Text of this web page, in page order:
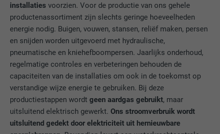
installaties voorzien. Voor de productie van ons gehele
productenassortiment zijn slechts geringe hoeveelheden
energie nodig. Buigen, vouwen, stansen, reliëf maken, persen
en snijden worden uitgevoerd met hydraulische,
pneumatische en kniehefboompersen. Jaarlijks onderhoud,
regelmatige controles en verbeteringen behouden de
capaciteiten van de installaties om ook in de toekomst op
verstandige wijze energie te gebruiken. Bij deze
productiestappen wordtgeen aardgas gebruikt, maar
uitsluitend elektrisch gewerkt.Ons stroomverbruik wordt
uitsluitend gedekt door elektriciteit uit hernieuwbare
DOEL
Wordt door Facebook gebruikt om een
serie promotieproducten weer te geven,
zoals realtime-biedingen van derde
adverteerders.
NAAM IDE
AANBIEDER doubleclick.net
VERVALTIJD 1 jaar